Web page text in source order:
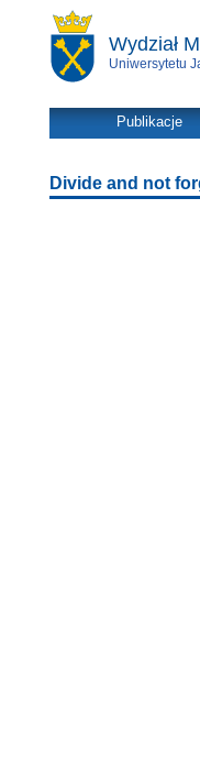
Wydział
Uniwersytetu
Publikacje
Divide and not